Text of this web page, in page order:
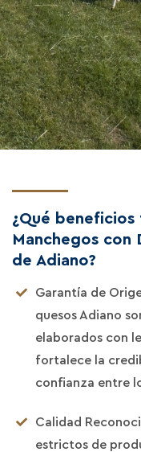
¿Qué beneficios
Manchegos con
de Adiano?
Garantía de
quesos Adiano
elaborados con
fortalece la
confianza entre
Calidad
estrictos de